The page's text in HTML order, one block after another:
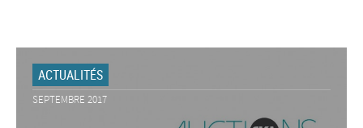
ACTUALITÉS
SEPTEMBRE 2017